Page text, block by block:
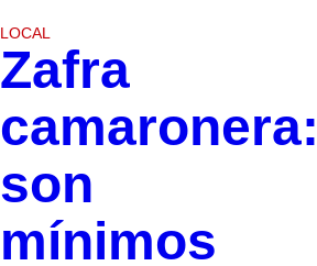
LOCAL
Zafra
son
mínimos